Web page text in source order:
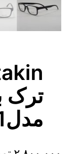
ترک
مدلA2141c1